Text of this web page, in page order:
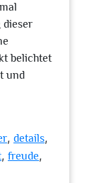
dieser
belichtet
und
, details,
, freude,